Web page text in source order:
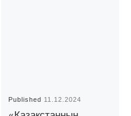
Published 11.12.2024